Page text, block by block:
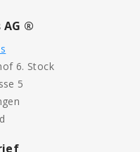
AG ®
6. Stock
5